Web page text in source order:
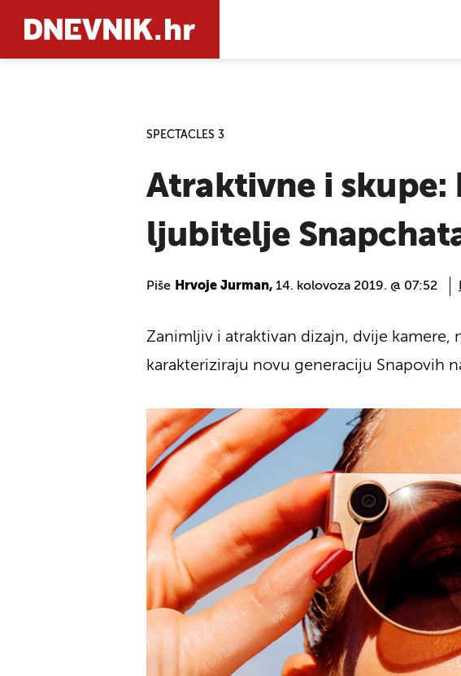
SPECTACLES 3
Atraktivne i skupe:
ljubitelje
Piše Hrvoje Jurman, 14. kolovoza 2019. @ 07:52
Zanimljiv i atraktivan dizajn, dvije kamere,
karakteriziraju novu generaciju Snapovih